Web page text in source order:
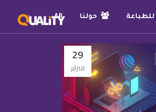
حولنا AR
29
فبراير